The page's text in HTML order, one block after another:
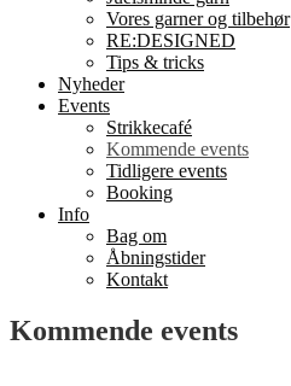
Vores garner og tilbehør
RE:DESIGNED
Tips & tricks
Nyheder
Events
Strikkecafé
Kommende events
Tidligere events
Booking
Info
Bag om
Åbningstider
Kontakt
Kommende events